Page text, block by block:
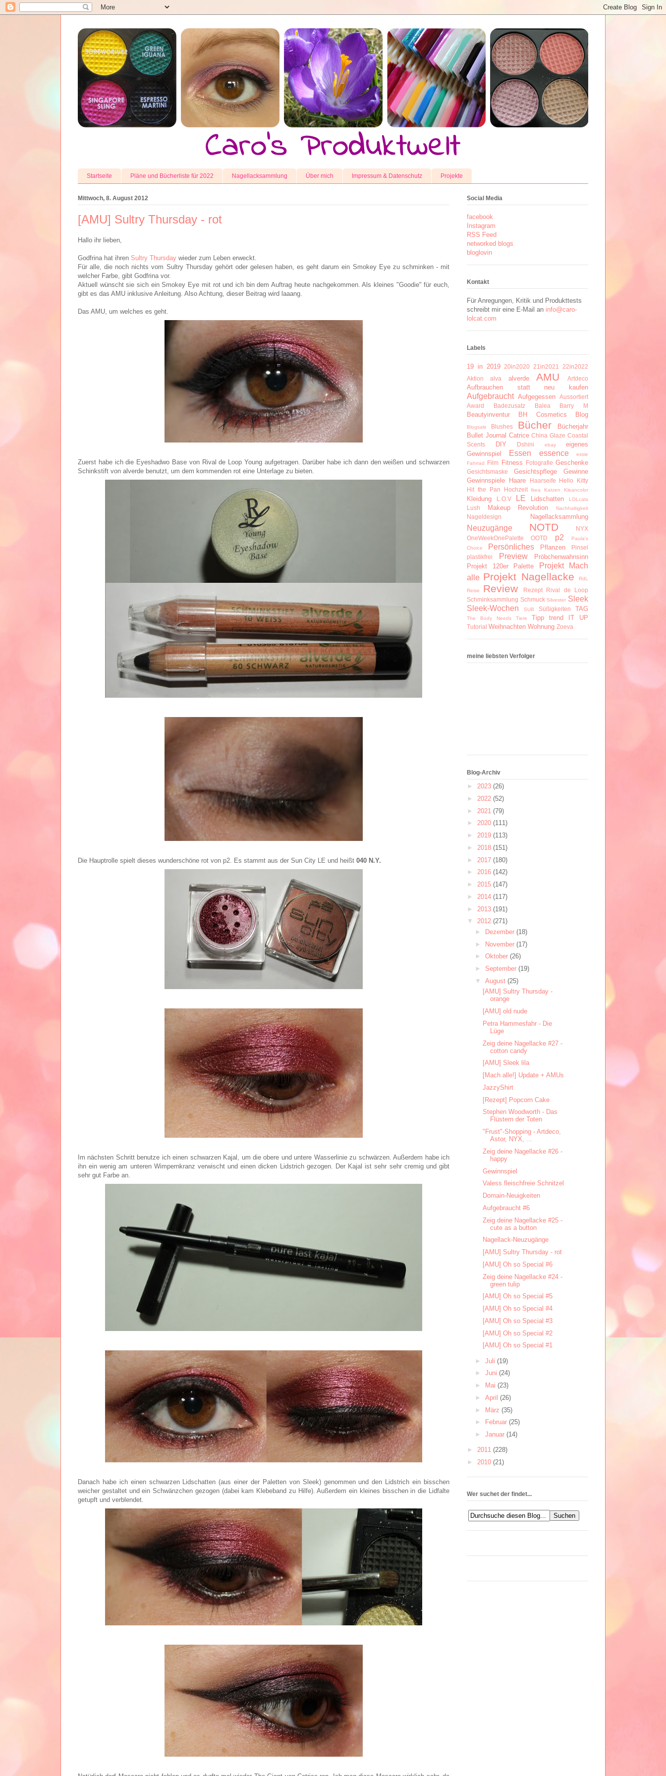
Startseite Pläne und Bücherliste für 2022 Nagellacksammlung Über mich Impressum & Datenschutz Projekte
Mittwoch, 8. August 2012
[AMU] Sultry Thursday - rot
Hallo ihr lieben,
Godfrina hat ihren Sultry Thursday wieder zum Leben erweckt.
Für alle, die noch nichts vom Sultry Thursday gehört oder gelesen haben, es geht darum ein Smokey Eye zu schminken - mit
welcher Farbe, gibt Godfrina vor.
Aktuell wünscht sie sich ein Smokey Eye mit rot und ich bin dem Auftrag heute nachgekommen. Als kleines "Goodie" für euch,
gibt es das AMU inklusive Anleitung. Also Achtung, dieser Beitrag wird laaang.
Das AMU, um welches es geht.
Zuerst habe ich die Eyeshadwo Base von Rival de Loop Young aufgetragen. Darüber habe ich dann den weißen und schwarzen
Schinkstift von alverde benutzt, um dem kommenden rot eine Unterlage zu bieten.
Die Hauptrolle spielt dieses wunderschöne rot von p2. Es stammt aus der Sun City LE und heißt 040 N.Y.
Im nächsten Schritt benutze ich einen schwarzen Kajal, um die obere und untere Wasserlinie zu schwärzen. Außerdem habe ich
ihn ein wenig am unteren Wimpernkranz verwischt und einen dicken Lidstrich gezogen. Der Kajal ist sehr sehr cremig und gibt
sehr gut Farbe an.
Danach habe ich einen schwarzen Lidschatten (aus einer der Paletten von Sleek) genommen und den Lidstrich ein bisschen
weicher gestaltet und ein Schwänzchen gezogen (dabei kam Klebeband zu Hilfe). Außerdem ein kleines bisschen in die Lidfalte
getupft und verblendet.
Social Media
facebook
Instagram
RSS Feed
networked blogs
bloglovin
Kontakt
Für Anregungen, Kritik und Produkttests
schreibt mir eine E-Mail an info@caro-
lolcat.com
Labels
19 in 2019 20in2020 21in2021
22in2022
Aktion
alva alverde AMU Artdeco
Aufbrauchen statt neu kaufen
Aufgebraucht Aufgegessen
Aussortiert
Award
Badezusatz Balea Barry M
Beautyinventur BH Cosmetics Blog
Blogsale Blushes Bücher
Bücherjahr
Bullet Journal Catrice China Glaze Coastal
Scents
DIY Dshini ebay
eigenes
Gewinnspiel
Essen essence
essie
Fahrrad
Film Fitness Fotografie Geschenke
Gesichtsmaske Gesichtspflege
Gewinne
Gewinnspiele
Haare Haarseife
Hello Kitty
Hit the Pan
Hochzeit Ikea Katzen Kleancolor
Kleidung L.O.V LE Lidschatten LOLcats
Lush Makeup Revolution Nachhaltigkeit
Nageldesign Nagellacksammlung
Neuzugänge NOTD
NYX
OneWeekOnePalette
OOTD p2
Paula's
Choice
Persönliches Pflanzen
Pinsel
plastikfrei
Preview
Pröbchenwahnsinn
Projekt 120er Palette
Projekt Mach
alle Projekt Nagellacke RdL
Reise Review Rezept
Rival de Loop
Schminksammlung Schmuck Silvester Sleek
Sleek-Wochen
SUB Süßigkeiten TAG
The Body Needs Tiere Tipp trend IT UP
Tutorial Weihnachten Wohnung Zoeva
meine liebsten Verfolger
Blog-Archiv
► 2023 (26)
► 2022 (52)
► 2021 (79)
► 2020 (111)
► 2019 (113)
► 2018 (151)
► 2017 (180)
► 2016 (142)
► 2015 (147)
► 2014 (117)
► 2013 (191)
▼ 2012 (271)
►
Dezember (18)
► November (17)
► Oktober (26)
► September (19)
▼ August (25)
[AMU] Sultry Thursday -
orange
[AMU] old nude
Petra Hammesfahr - Die
Lüge
Zeig deine Nagellacke #27 -
cotton candy
[AMU] Sleek lila
[Mach alle!] Update + AMUs
JazzyShirt
[Rezept] Popcorn Cake
Stephen Woodworth - Das
Flüstern der Toten
"Frust"-Shopping - Artdeco,
Astor, NYX, ...
Zeig deine Nagellacke #26 -
happy
Gewinnspiel
Valess fleischfreie Schnitzel
Domain-Neuigkeiten
Aufgebraucht #6
Zeig deine Nagellacke #25 -
cute as a button
Nagellack-Neuzugänge
[AMU] Sultry Thursday - rot
[AMU] Oh so Special #6
Zeig deine Nagellacke #24 -
green tulip
[AMU] Oh so Special #5
[AMU] Oh so Special #4
[AMU] Oh so Special #3
[AMU] Oh so Special #2
[AMU] Oh so Special #1
► Juli (19)
► Juni (24)
►
Mai (23)
► April (26)
► März (35)
►
Februar (25)
► Januar (14)
► 2011 (228)
► 2010 (21)
Wer suchet der findet...